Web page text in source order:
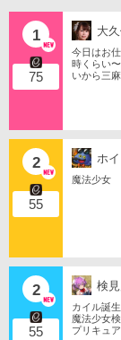
1
75
大
今日はお
時くらい
いから三
2
55
ホ
魔法少女
2
55
検
カイル誕
魔法少女
プリキュ